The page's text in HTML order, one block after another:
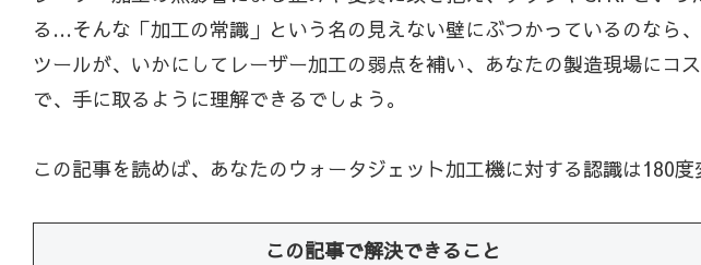
る…そんな「加工の常識」という名の見えない壁にぶつかっているのなら
ツールが、いかにしてレーザー加工の弱点を補い、あなたの製造現場に
で、手に取るように理解できるでしょう。
この記事を読めば、あなたのウォータジェット加工機に対する認識は180
この記事で解決できること